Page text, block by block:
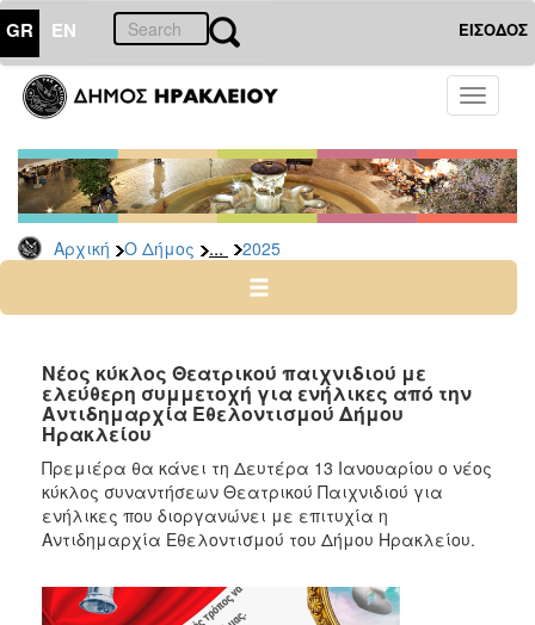
GR EN ΕΙΣΟΔΟΣ
Toggle
Αρχική Ο Δήμος ... 2025
ΔΗΜΟΣ
Δελτία
Τύπου
Αρχείο
2026
2024
2022
2021
2020
2019
2018
2016
Νέος κύκλος Θεατρικού παιχνιδιού με
ελεύθερη συμμετοχή για ενήλικες από την
Αντιδημαρχία Εθελοντισμού Δήμου
Ηρακλείου
Πρεμιέρα θα κάνει τη Δευτέρα 13 Ιανουαρίου ο νέος
κύκλος συναντήσεων Θεατρικού Παιχνιδιού για
ενήλικες που διοργανώνει με επιτυχία η
Αντιδημαρχία Εθελοντισμού του Δήμου Ηρακλείου.